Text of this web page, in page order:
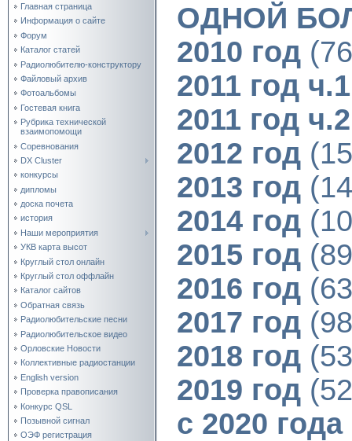
Главная страница
Информация о сайте
Форум
Каталог статей
Радиолюбителю-конструктору
Файловый архив
Фотоальбомы
Гостевая книга
Рубрика технической
взаимопомощи
Соревнования
DX Cluster
конкурсы
дипломы
доска почета
история
Наши мероприятия
УКВ карта высот
Круглый стол онлайн
Круглый стол оффлайн
Каталог сайтов
Обратная связь
Радиолюбительские песни
Радиолюбительское видео
Орловские Новости
Коллективные радиостанции
English version
Проверка правописания
Конкурс QSL
Позывной сигнал
ОЭФ регистрация
ОДНОЙ
2010 год
2011 год ч.1
2011 год ч.2
2012 год
2013 год
2014 год
2015 год
2016 год
2017 год
2018 год
2019 год
с 2020 года